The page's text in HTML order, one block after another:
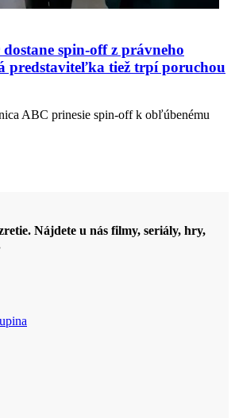
spin-off z právneho
predstaviteľka tiež trpí poruchou
ABC prinesie spin-off k obľúbenému
Nájdete u nás filmy, seriály, hry,